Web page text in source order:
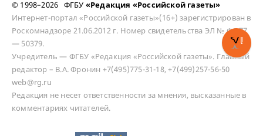
© 1998–2026 ФГБУ «Редакция «Российской газеты»
Интернет-портал «Российской газеты»(16+) зарегистрирован в
Роскомнадзоре 21.06.2012 г. Номер свидетельства ЭЛ № ФС 77
— 50379.
Учредитель — ФГБУ «Редакция «Российской газеты». Главный
редактор – В.А. Фронин +7(495)775-31-18, +7(499)257-56-50
web@rg.ru
Редакция не несет ответственности за мнения, высказанные в
комментариях читателей.